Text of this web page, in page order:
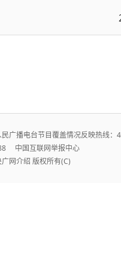
台节目覆盖情况反映热线：
中国互联网举报中心
广网介绍 版权所有(C)